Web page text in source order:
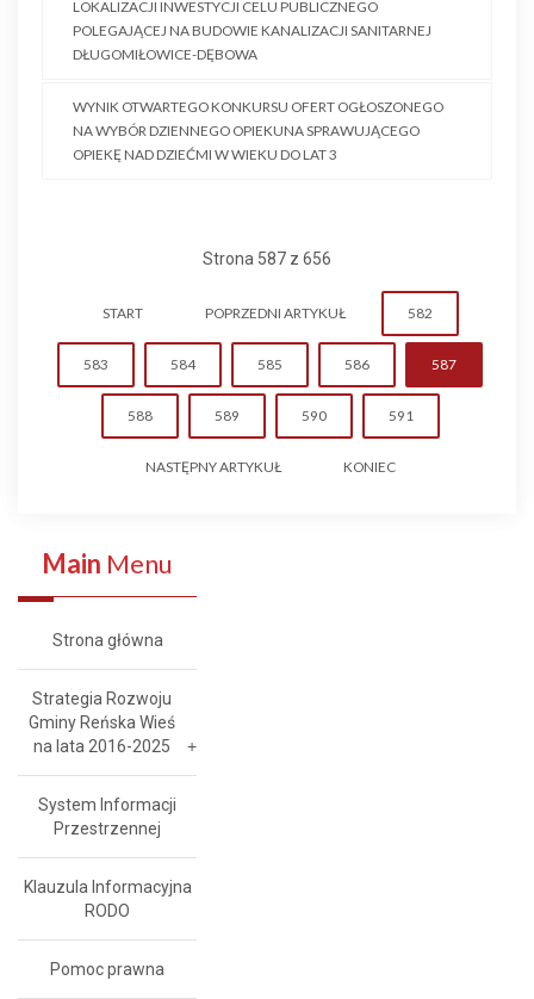
LOKALIZACJI INWESTYCJI CELU PUBLICZNEGO
POLEGAJĄCEJ NA BUDOWIE KANALIZACJI SANITARNEJ
DŁUGOMIŁOWICE-DĘBOWA
WYNIK OTWARTEGO KONKURSU OFERT OGŁOSZONEGO
NA WYBÓR DZIENNEGO OPIEKUNA SPRAWUJĄCEGO
OPIEKĘ NAD DZIEĆMI W WIEKU DO LAT 3
Strona 587 z 656
START POPRZEDNI ARTYKUŁ 582
583 584 585 586 587
588 589 590 591
NASTĘPNY ARTYKUŁ KONIEC
Main Menu
Strona główna
Strategia Rozwoju
Gminy Reńska Wieś
na lata 2016-2025
System Informacji
Przestrzennej
Klauzula Informacyjna
RODO
Pomoc prawna